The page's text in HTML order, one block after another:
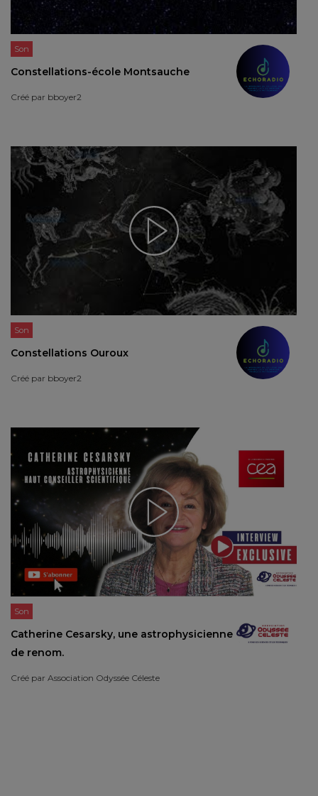
Son
Constellations-école Montsauche
Créé par bboyer2
Son
Constellations Ouroux
Créé par bboyer2
Son
Catherine Cesarsky, une astrophysicienne
de renom.
Créé par Association Odyssée Céleste